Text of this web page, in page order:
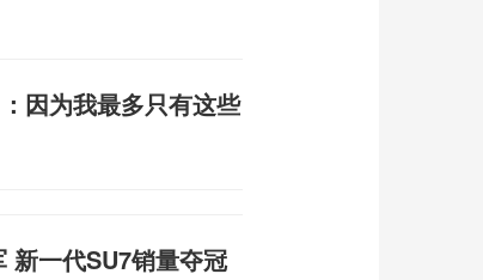
因为我最多只有这些
新一代SU7销量夺冠